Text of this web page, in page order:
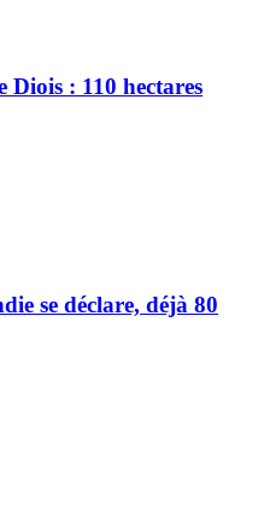
Diois : 110 hectares
se déclare, déjà 80